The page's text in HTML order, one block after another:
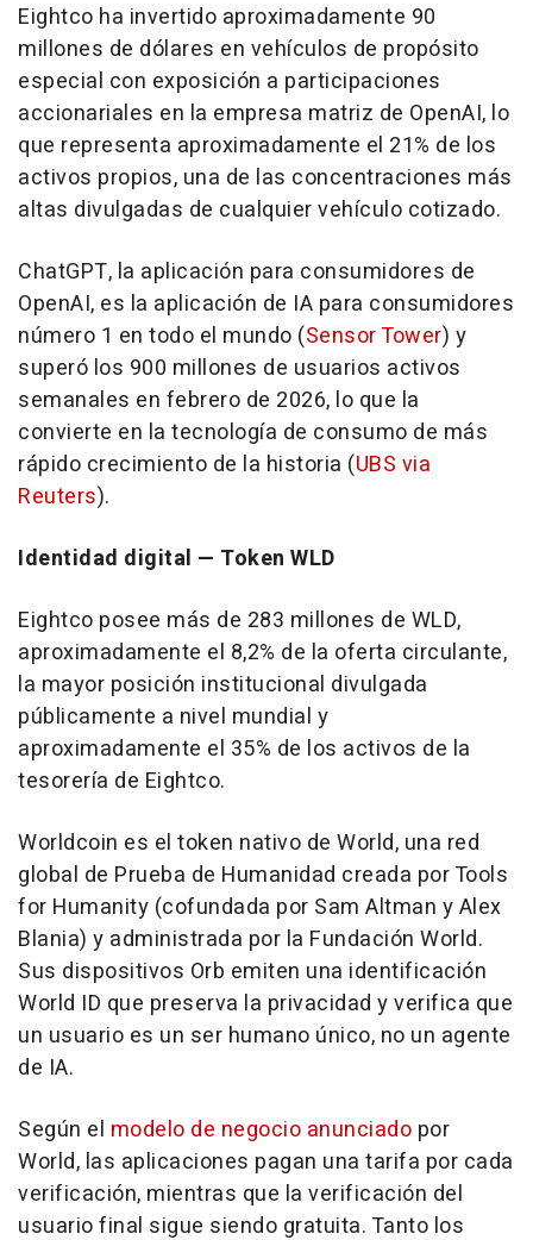
Eightco ha invertido aproximadamente 90
millones de dólares en vehículos de propósito
especial con exposición a participaciones
accionariales en la empresa matriz de OpenAI, lo
que representa aproximadamente el 21% de los
activos propios, una de las concentraciones más
altas divulgadas de cualquier vehículo cotizado.
ChatGPT, la aplicación para consumidores de
OpenAI, es la aplicación de IA para consumidores
número 1 en todo el mundo (Sensor Tower) y
superó los 900 millones de usuarios activos
semanales en febrero de 2026, lo que la
convierte en la tecnología de consumo de más
rápido crecimiento de la historia (UBS via
Reuters).
Identidad digital — Token WLD
Eightco posee más de 283 millones de WLD,
aproximadamente el 8,2% de la oferta circulante,
la mayor posición institucional divulgada
públicamente a nivel mundial y
aproximadamente el 35% de los activos de la
tesorería de Eightco.
Worldcoin es el token nativo de World, una red
global de Prueba de Humanidad creada por Tools
for Humanity (cofundada por Sam Altman y Alex
Blania) y administrada por la Fundación World.
Sus dispositivos Orb emiten una identificación
World ID que preserva la privacidad y verifica que
un usuario es un ser humano único, no un agente
de IA.
Según el modelo de negocio anunciado por
World, las aplicaciones pagan una tarifa por cada
verificación, mientras que la verificación del
usuario final sigue siendo gratuita. Tanto los